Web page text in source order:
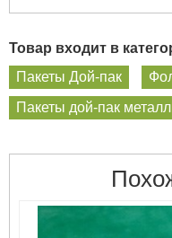
Товар входит в
Пакеты Дой-пак
Пакеты дой-пак